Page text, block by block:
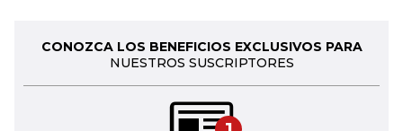
CONOZCA LOS BENEFICIOS EXCLUSIVOS PARA
NUESTROS SUSCRIPTORES